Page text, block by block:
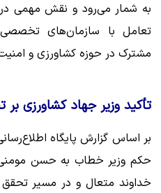
به شمار می‌رود و نقش مهمی در
تعامل با سازمان‌های تخصصی
مشترک در حوزه کشاورزی و
تأکید وزیر جهاد کشاورزی
بر اساس گزارش پایگاه
حکم وزیر خطاب به حسن
خداوند متعال و در مسیر تحقق